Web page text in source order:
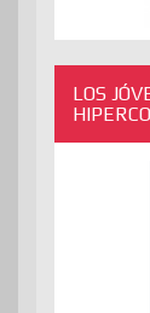
LOS